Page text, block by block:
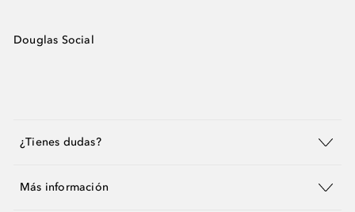
Douglas Social
¿Tienes dudas?
Más información